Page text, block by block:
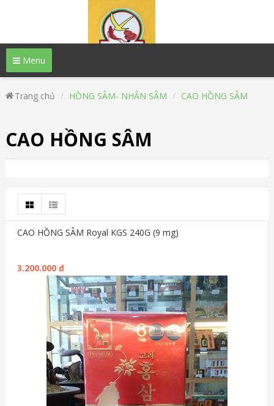
Menu
Trang chủ HỒNG SÂM- NHÂN SÂM CAO HỒNG SÂM
CAO HỒNG SÂM
CAO HỒNG SÂM Royal KGS 240G (9 mg)
3.200.000 đ